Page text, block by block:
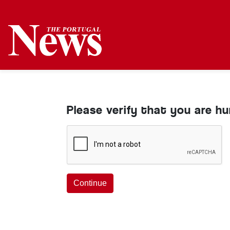
Please verify that you are
Continue